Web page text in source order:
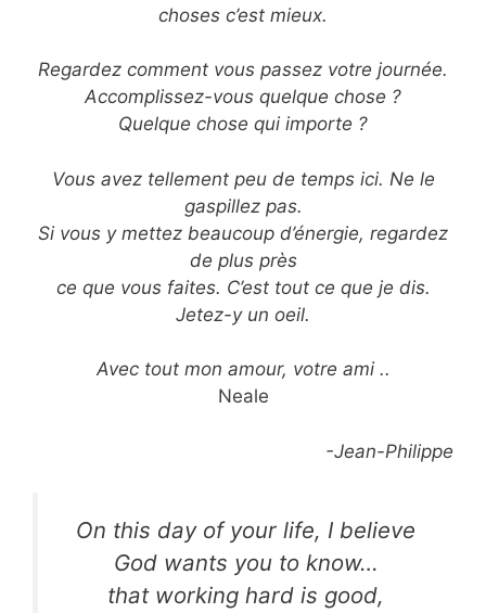
choses c’est mieux.
Regardez comment vous passez votre journée.
Accomplissez-vous quelque chose ?
Quelque chose qui importe ?
Vous avez tellement peu de temps ici. Ne le
gaspillez pas.
Si vous y mettez beaucoup d’énergie, regardez
de plus près
ce que vous faites. C’est tout ce que je dis.
Jetez-y un oeil.
Avec tout mon amour, votre ami ..
Neale
-Jean-Philippe
On this day of your life, I believe
God wants you to know…
that working hard is good,